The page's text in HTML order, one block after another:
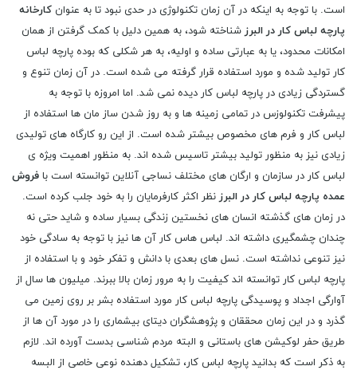
است. با توجه به اینکه در آن زمان تکنولوژی در حدی نبود تا به عنوان کارخانه
پارچه لباس کار در البرز شناخته شود، به همین دلیل با کمک گرفتن از همان
امکانات محدود، یا به عبارتی ساده و اولیه، به هر شکلی که بوده پارچه لباس
کار تولید شده و مورد استفاده قرار گرفته می شده است. در آن زمان تنوع و
گستردگی زیادی در پارچه لباس کار دیده نمی شد. اما امروزه با توجه به
پیشرفت تکنولوزس در تمامی زمینه ها و به روز شدن ساز مان ها استفاده از
لباس کار و فرم های مخصوص بیشتر شده است. از این رو کارگاه های تولیدی
زیادی نیز به منظور تولید بیشتر تاسیس شده اند. به منظور اهمیت ویژه ی
لباس کار در سازمان و ارگان های مختلف نساجی آنلاین توانسته است با فروش
عمده پارچه لباس کار در البرز نظر اکثر کارفرمایان را به خود جلب کرده است.
در زمان های گذشته انسان های نخستین زندگی بسیار ساده و شاید حتی نه
چندان چشمگیری داشته اند. لباس هاس کار آن ها نیز با توجه به سادگی خود
نیز تنوعی نداشته است. نسل های بعدی با دانش و تفکر خود و با استفاده از
پارچه لباس کار توانسته اند کیفیت را به مرور زمان بالا ببرند. میلیون ها سال از
آوارگی اجداد و پوسیدگی پارچه لباس کار مورد استفاده بشر بر روی زمین می
گذرد و در این زمان محققان و پژوهشگران دیتای بیشماری را در مورد آن ها از
طریق حفر لوکیشن های باستانی و البته مردم شناسی بدست آورده اند. لازم
به ذکر است که بدانید پارچه لباس کار، تشکیل دهنده نوعی خاصی از البسه